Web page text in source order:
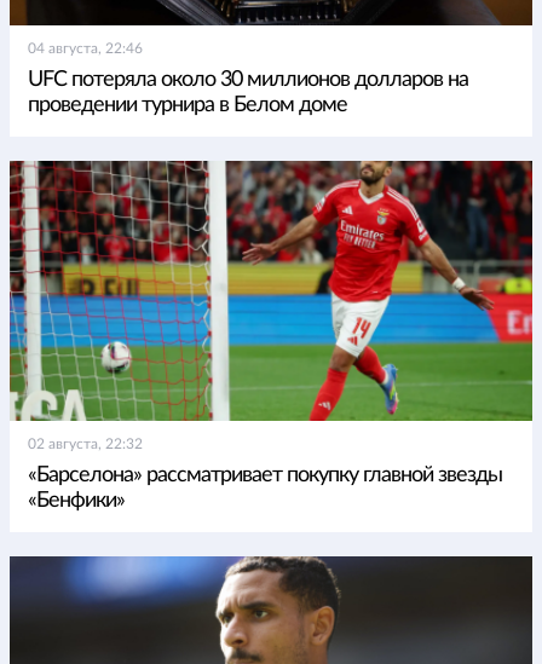
04 августа, 22:46
UFC потеряла около 30 миллионов долларов на
проведении турнира в Белом доме
02 августа, 22:32
«Барселона» рассматривает покупку главной звезды
«Бенфики»